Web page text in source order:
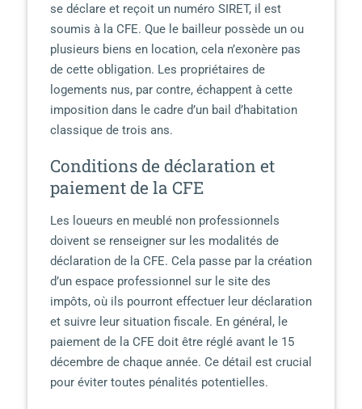
se déclare et reçoit un numéro SIRET, il est
soumis à la CFE. Que le bailleur possède un ou
plusieurs biens en location, cela n’exonère pas
de cette obligation. Les propriétaires de
logements nus, par contre, échappent à cette
imposition dans le cadre d’un bail d’habitation
classique de trois ans.
Conditions de déclaration et
paiement de la CFE
Les loueurs en meublé non professionnels
doivent se renseigner sur les modalités de
déclaration de la CFE. Cela passe par la création
d’un espace professionnel sur le site des
impôts, où ils pourront effectuer leur déclaration
et suivre leur situation fiscale. En général, le
paiement de la CFE doit être réglé avant le 15
décembre de chaque année. Ce détail est crucial
pour éviter toutes pénalités potentielles.